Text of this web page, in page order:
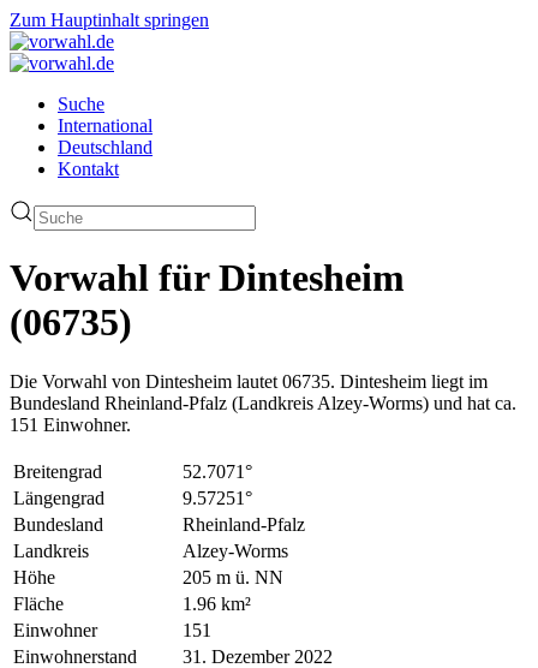
Zum Hauptinhalt springen
Suche
International
Deutschland
Kontakt
Vorwahl für Dintesheim
(06735)
Die Vorwahl von Dintesheim lautet 06735. Dintesheim liegt im
Bundesland Rheinland-Pfalz (Landkreis Alzey-Worms) und hat ca.
151 Einwohner.
Breitengrad
52.7071°
Längengrad
9.57251°
Bundesland
Rheinland-Pfalz
Landkreis
Alzey-Worms
Höhe
205 m ü. NN
Fläche
1.96 km²
Einwohner
151
Einwohnerstand
31. Dezember 2022